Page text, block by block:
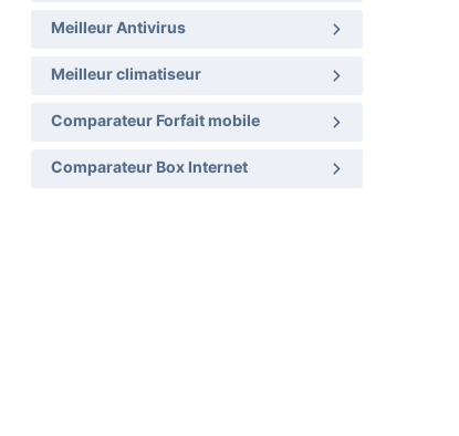
Meilleur Antivirus
Meilleur climatiseur
Comparateur Forfait mobile
Comparateur Box Internet